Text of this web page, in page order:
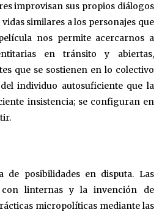
improvisan sus propios diálogos
similares a los personajes que
nos permite acercarnos a
en tránsito y abiertas,
que se sostienen en lo colectivo
individuo autosuficiente que la
insistencia; se configuran en
posibilidades en disputa. Las
con linternas y la invención de
micropolíticas mediante las